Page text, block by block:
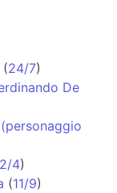
(24/7)
De
4)
(11/9)